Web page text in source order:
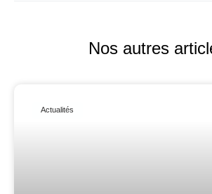
Nos autres
Actualités